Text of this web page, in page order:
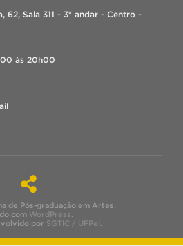
62, Sala 311 - 3º andar - Centro -
às 20h00
de Pós-graduação em Artes.
com WordPress.
por SGTIC / UFPel .